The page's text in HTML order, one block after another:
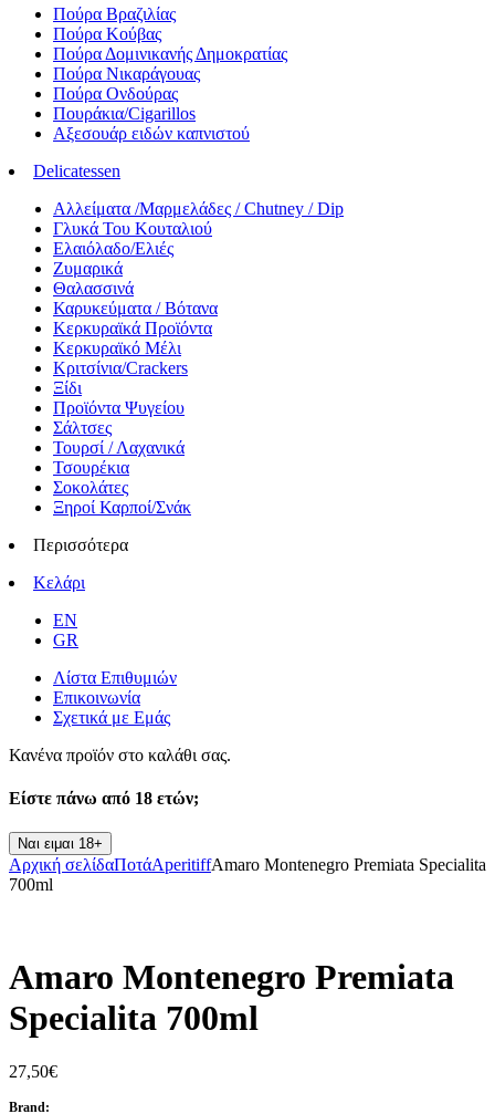
Πούρα Βραζιλίας
Πούρα Κούβας
Πούρα Δομινικανής Δημοκρατίας
Πούρα Νικαράγουας
Πούρα Ονδούρας
Πουράκια/Cigarillos
Αξεσουάρ ειδών καπνιστού
Delicatessen
Αλλείματα /Μαρμελάδες / Chutney / Dip
Γλυκά Του Κουταλιού
Ελαιόλαδο/Ελιές
Ζυμαρικά
Θαλασσινά
Καρυκεύματα / Βότανα
Κερκυραϊκά Προϊόντα
Κερκυραϊκό Μέλι
Κριτσίνια/Crackers
Ξίδι
Προϊόντα Ψυγείου
Σάλτσες
Τουρσί / Λαχανικά
Τσουρέκια
Σοκολάτες
Ξηροί Καρποί/Σνάκ
Περισσότερα
Κελάρι
EN
GR
Λίστα Επιθυμιών
Επικοινωνία
Σχετικά με Εμάς
Κανένα προϊόν στο καλάθι σας.
Είστε πάνω από 18 ετών;
Ναι ειμαι 18+
Αρχική σελίδαΠοτάAperitiffAmaro Montenegro Premiata Specialita
700ml
Amaro Montenegro Premiata
Specialita 700ml
27,50€
Brand: